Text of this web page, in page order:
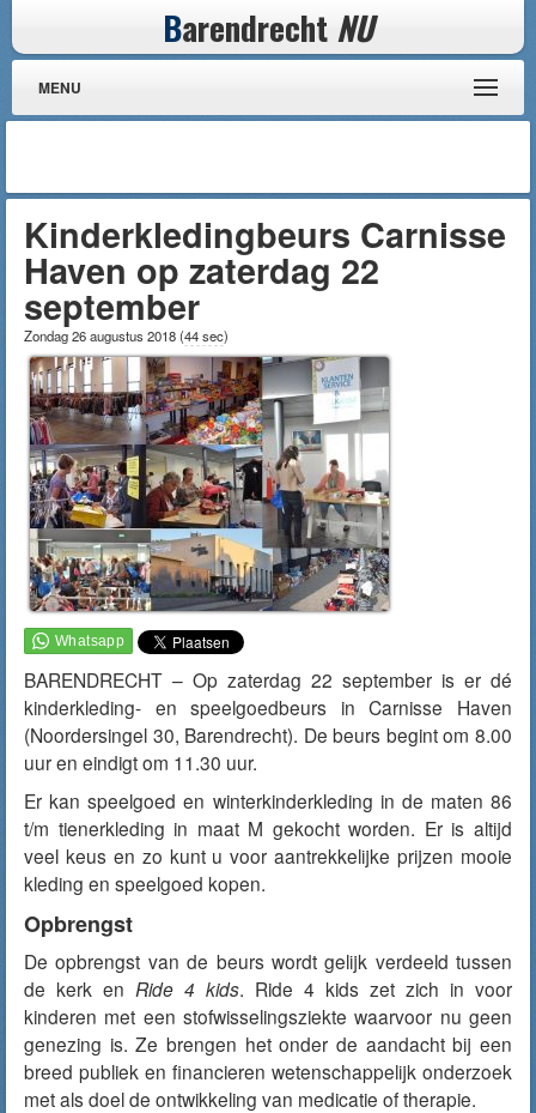
Barendrecht NU
MENU
Kinderkledingbeurs Carnisse
Haven op zaterdag 22
september
Zondag 26 augustus 2018(44 sec)
BARENDRECHT – Op zaterdag 22 september is er dé
kinderkleding- en speelgoedbeurs in Carnisse Haven
(Noordersingel 30, Barendrecht). De beurs begint om 8.00
uur en eindigt om 11.30 uur.
Er kan speelgoed en winterkinderkleding in de maten 86
t/m tienerkleding in maat M gekocht worden. Er is altijd
veel keus en zo kunt u voor aantrekkelijke prijzen mooie
kleding en speelgoed kopen.
Opbrengst
De opbrengst van de beurs wordt gelijk verdeeld tussen
de kerk en Ride 4 kids. Ride 4 kids zet zich in voor
kinderen met een stofwisselingsziekte waarvoor nu geen
genezing is. Ze brengen het onder de aandacht bij een
breed publiek en financieren wetenschappelijk onderzoek
met als doel de ontwikkeling van medicatie of therapie.